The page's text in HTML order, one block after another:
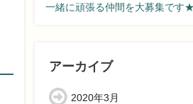
一緒に頑張る仲間を大募集です★
アーカイブ
2020年3月